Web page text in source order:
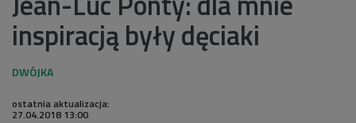
inspiracją były dęciaki
ostatnia aktualizacja:
27.04.2018 13:00